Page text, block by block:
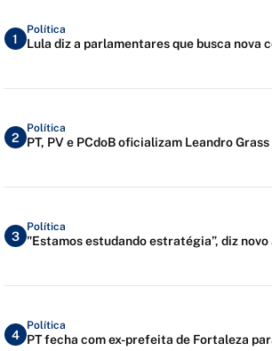
1
Política
Lula diz a parlamentares que busca nova
2
Política
PT, PV e PCdoB oficializam Leandro Grass
3
Política
"Estamos estudando estratégia”, diz
4
Política
PT fecha com ex-prefeita de Fortaleza